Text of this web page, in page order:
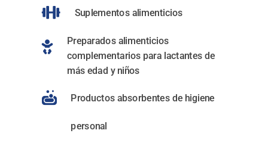
 Suplementos alimenticios

Preparados alimenticios
complementarios para lactantes de
más edad y niños
 Productos absorbentes de higiene
personal